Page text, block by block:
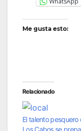
Me gusta esto:
Relacionado
El talento pesquero